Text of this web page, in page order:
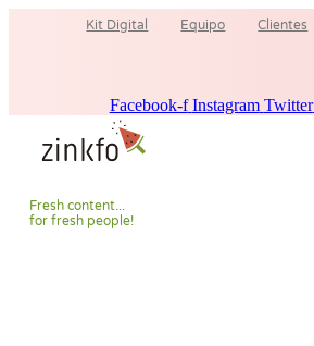
Kit Digital Equipo Clientes
Facebook-f Instagram Twitter
Fresh content...
for fresh people!